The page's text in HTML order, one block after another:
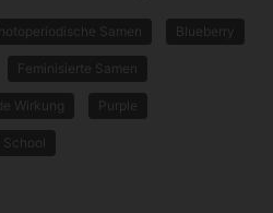
Samen Blueberry
Feminisierte Samen
Wirkung Purple
School